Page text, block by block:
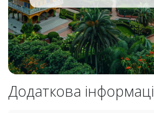
Додаткова